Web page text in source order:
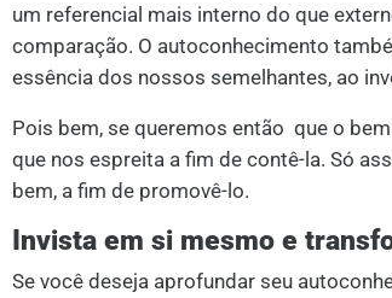
um referencial mais interno do que
comparação. O autoconhecimento
essência dos nossos semelhantes, ao
Pois bem, se queremos então que o
que nos espreita a fim de contê-la. Só
bem, a fim de promovê-lo.
Invista em si mesmo e
Se você deseja aprofundar seu